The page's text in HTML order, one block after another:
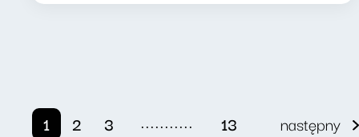
1 2 3 ........... 13 następny